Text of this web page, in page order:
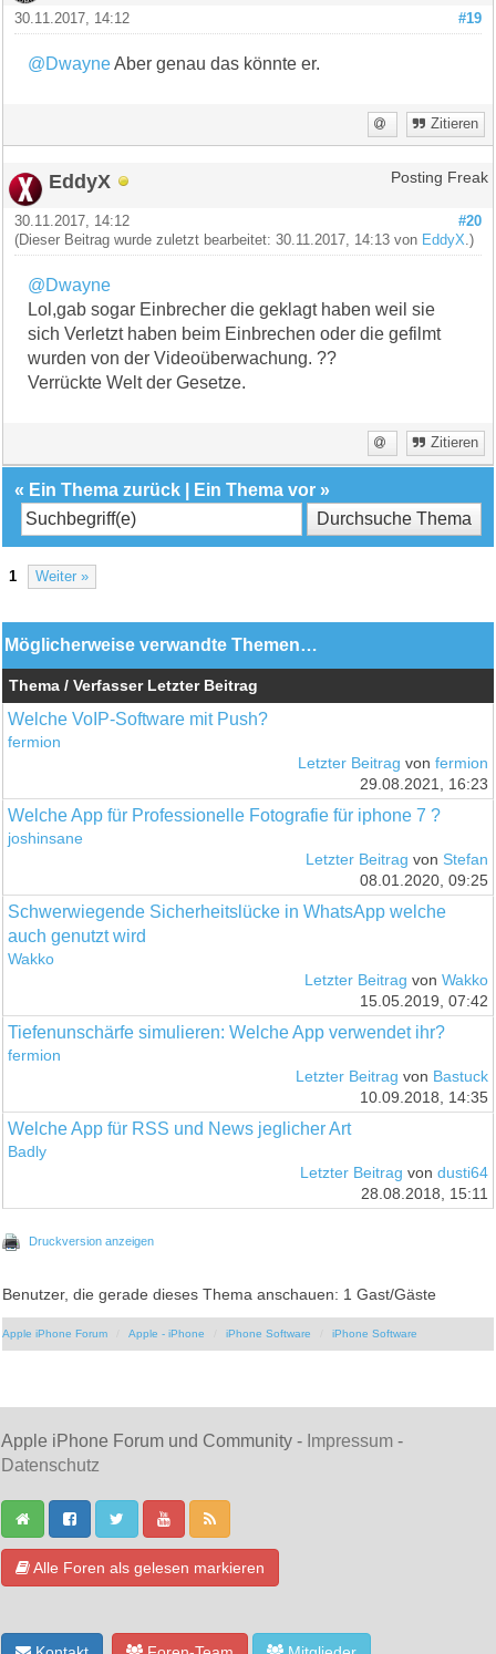
#19
30.11.2017, 14:12
@DwayneAber genau das könnte er.
Zitieren
EddyX Posting Freak
#20
30.11.2017, 14:12
(Dieser Beitrag wurde zuletzt bearbeitet: 30.11.2017, 14:13 von EddyX .)
@Dwayne
Lol,gab sogar Einbrecher die geklagt haben weil sie
sich Verletzt haben beim Einbrechen oder die gefilmt
wurden von der Videoüberwachung. ??
Verrückte Welt der Gesetze.
Zitieren
« Ein Thema zurück Ein Thema vor »
1 Weiter »
Möglicherweise verwandte Themen…
Thema / Verfasser Letzter Beitrag
Welche VoIP-Software mit Push?
fermion
Letzter Beitrag von fermion
29.08.2021, 16:23
Welche App für Professionelle Fotografie für iphone 7 ?
joshinsane
Letzter Beitrag von Stefan
08.01.2020, 09:25
Schwerwiegende Sicherheitslücke in WhatsApp welche
auch genutzt wird
Wakko
Letzter Beitrag von Wakko
15.05.2019, 07:42
Tiefenunschärfe simulieren: Welche App verwendet ihr?
fermion
Letzter Beitrag von Bastuck
10.09.2018, 14:35
Welche App für RSS und News jeglicher Art
Badly
Letzter Beitrag von dusti64
28.08.2018, 15:11
Druckversion anzeigen
Benutzer, die gerade dieses Thema anschauen: 1 Gast/Gäste
Apple iPhone Forum Apple - iPhone iPhone Software iPhone Software
Apple iPhone Forum und Community - Impressum -
Datenschutz
Alle Foren als gelesen markieren